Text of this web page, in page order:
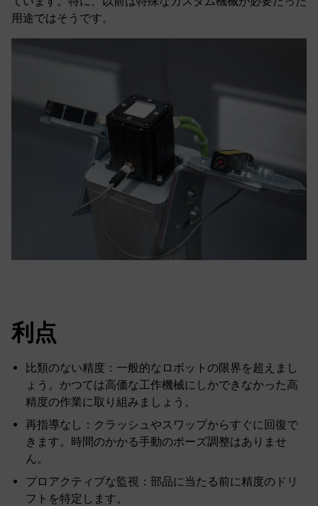
用途ではそうです。
利点
比類のない精度：一般的なロボットの限界を超えまし
ょう。かつては高価な工作機械にしかできなかった高
精度の作業に取り組みましょう。
再指導なし：クラッシュやスワップからすぐに回復で
きます。時間のかかる手動のポーズ調整はありませ
ん。
プロアクティブな監視：部品に当たる前に精度のドリ
フトを特定します。